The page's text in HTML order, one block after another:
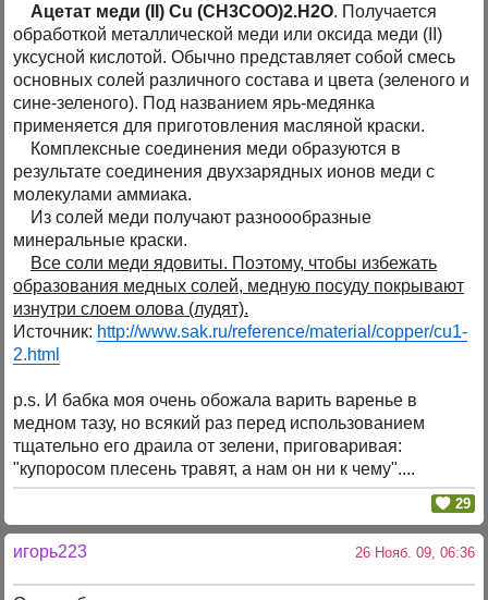
Ацетат меди (II) Cu (CH3COO)2.H2O. Получается
обработкой металлической меди или оксида меди (II)
уксусной кислотой. Обычно представляет собой смесь
основных солей различного состава и цвета (зеленого и
сине-зеленого). Под названием ярь-медянка
применяется для приготовления масляной краски.
Комплексные соединения меди образуются в
результате соединения двухзарядных ионов меди с
молекулами аммиака.
Из солей меди получают разноообразные
минеральные краски.
Все соли меди ядовиты. Поэтому, чтобы избежать
образования медных солей, медную посуду покрывают
изнутри слоем олова (лудят).
Источник: http://www.sak.ru/reference/material/copper/cu1-
2.html
p.s. И бабка моя очень обожала варить варенье в
медном тазу, но всякий раз перед использованием
тщательно его драила от зелени, приговаривая:
"купоросом плесень травят, а нам он ни к чему"....
29
игорь223 26 Нояб. 09, 06:36